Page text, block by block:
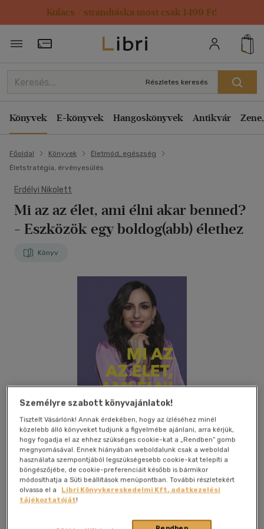
Kulacs / strandtáska most csak 1499 Ft!
Törzsvásárlói Kártya adatai
Részletes keresés
Könyvek E-könyvek Hangoskönyvek Antikvár
Főoldal Könyvek
Életmód, egészség
Életstratégia, érvényesülés
Erdélyi Nikolett
Mi az az élet, ami élni akar benned?
- Eszközök egy boldog(abb) élethez
Könyv
Kívánságlistához adom Megosztom
2023|magyar nyelvű
Személyre szabott könyvajánlatok!
Tisztelt Vásárlónk! Annak érdekében, hogy az ízléséhez minél
közelebb álló könyveket tudjunk a figyelmébe ajánlani, arra kérjük,
hogy fogadja el az ehhez szükséges cookie-kat a „Rendben” gomb
megnyomásával. Ennek hiányában weboldalunk csak a weboldal
használata szempontjából legszükségesebb cookie-kat telepíti a
böngészőjébe, de cookie-preferenciáit később is bármikor
módosíthatja a Süti beállítások menüpontban. További részletekért
olvassa el a
Libri Könyvkereskedelmi Kft. adatkezelési
tájékoztatóját!